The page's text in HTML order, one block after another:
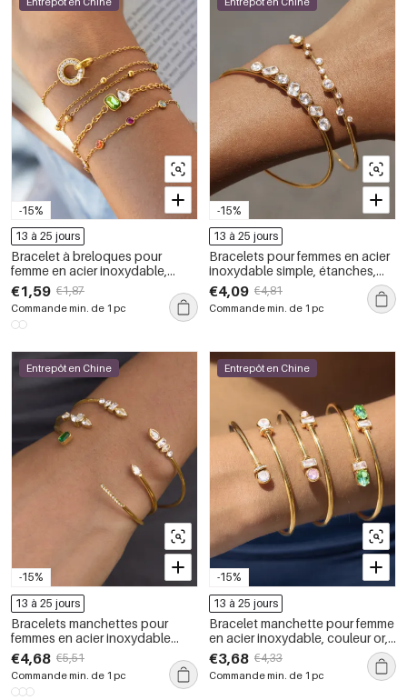
-15%
13 à 25 jours
Bracelet à breloques pour
femme en acier inoxydable,
forme géométrique simple
circulaire, couleur or, avec
zircon, étanche.
€1,59 €1,87
Commande min. de 1 pc
-15%
13 à 25 jours
Bracelets pour femmes en acier
inoxydable simple, étanches,
couleur or et zircon
€4,09 €4,81
Commande min. de 1 pc
-15%
Entrepôt en Chine
13 à 25 jours
Bracelets manchettes pour
femmes en acier inoxydable
doré, étanches, de forme
géométrique et ornés de zircon.
€4,68 €5,51
Commande min. de 1 pc
-15%
Entrepôt en Chine
13 à 25 jours
Bracelet manchette pour femme
en acier inoxydable, couleur or,
avec zircon, forme géométrique
simple et étanche.
€3,68 €4,33
Commande min. de 1 pc